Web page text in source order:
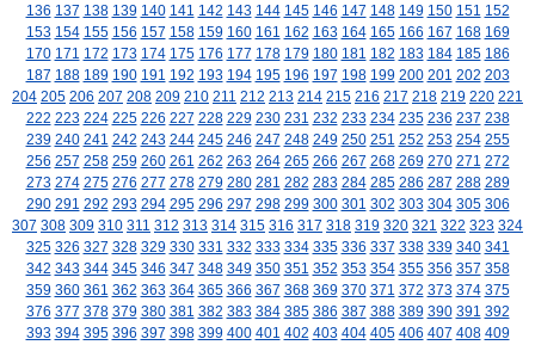
136 137 138 139 140 141 142 143 144 145 146 147 148 149 150 151 152
153 154 155 156 157 158 159 160 161 162 163 164 165 166 167 168 169
170 171 172 173 174 175 176 177 178 179 180 181 182 183 184 185 186
187 188 189 190 191 192 193 194 195 196 197 198 199 200 201 202 203
204 205 206 207 208 209 210 211 212 213 214 215 216 217 218 219 220 221
222 223 224 225 226 227 228 229 230 231 232 233 234 235 236 237 238
239 240 241 242 243 244 245 246 247 248 249 250 251 252 253 254 255
256 257 258 259 260 261 262 263 264 265 266 267 268 269 270 271 272
273 274 275 276 277 278 279 280 281 282 283 284 285 286 287 288 289
290 291 292 293 294 295 296 297 298 299 300 301 302 303 304 305 306
307 308 309 310 311 312 313 314 315 316 317 318 319 320 321 322 323 324
325 326 327 328 329 330 331 332 333 334 335 336 337 338 339 340 341
342 343 344 345 346 347 348 349 350 351 352 353 354 355 356 357 358
359 360 361 362 363 364 365 366 367 368 369 370 371 372 373 374 375
376 377 378 379 380 381 382 383 384 385 386 387 388 389 390 391 392
393 394 395 396 397 398 399 400 401 402 403 404 405 406 407 408 409